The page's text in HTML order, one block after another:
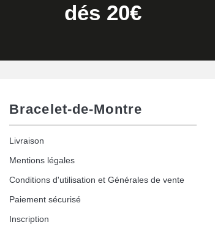
dés 20€
Bracelet-de-Montre
Livraison
Mentions légales
Conditions d'utilisation et Générales de vente
Paiement sécurisé
Inscription